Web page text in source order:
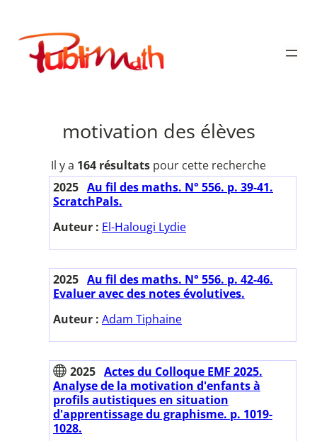
contenu
Publimath
motivation des élèves
Il y a 164 résultats pour cette recherche
2025 Au fil des maths. N° 556. p. 39-41.
ScratchPals.
Auteur : El-Halougi Lydie
2025 Au fil des maths. N° 556. p. 42-46.
Evaluer avec des notes évolutives.
Auteur : Adam Tiphaine
2025 Actes du Colloque EMF 2025.
Analyse de la motivation d'enfants à
profils autistiques en situation
d'apprentissage du graphisme. p. 1019-
1028.